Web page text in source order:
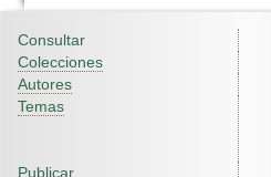
Consultar
Colecciones
Autores
Temas
Publicar